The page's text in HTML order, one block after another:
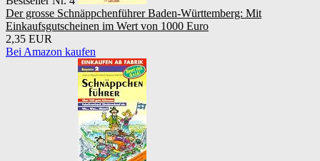
Der grosse Schnäppchenführer Baden-Württemberg: Mit
Einkaufsgutscheinen im Wert von 1000 Euro
2,35 EUR
Bei Amazon kaufen